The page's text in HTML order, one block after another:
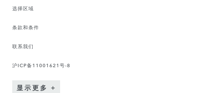
选择区域
条款和条件
联系我们
沪ICP备11001621号-8
显示更多